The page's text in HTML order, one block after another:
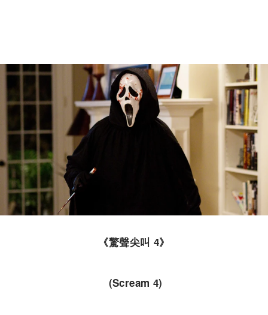
《驚聲尖叫 4》
(Scream 4)